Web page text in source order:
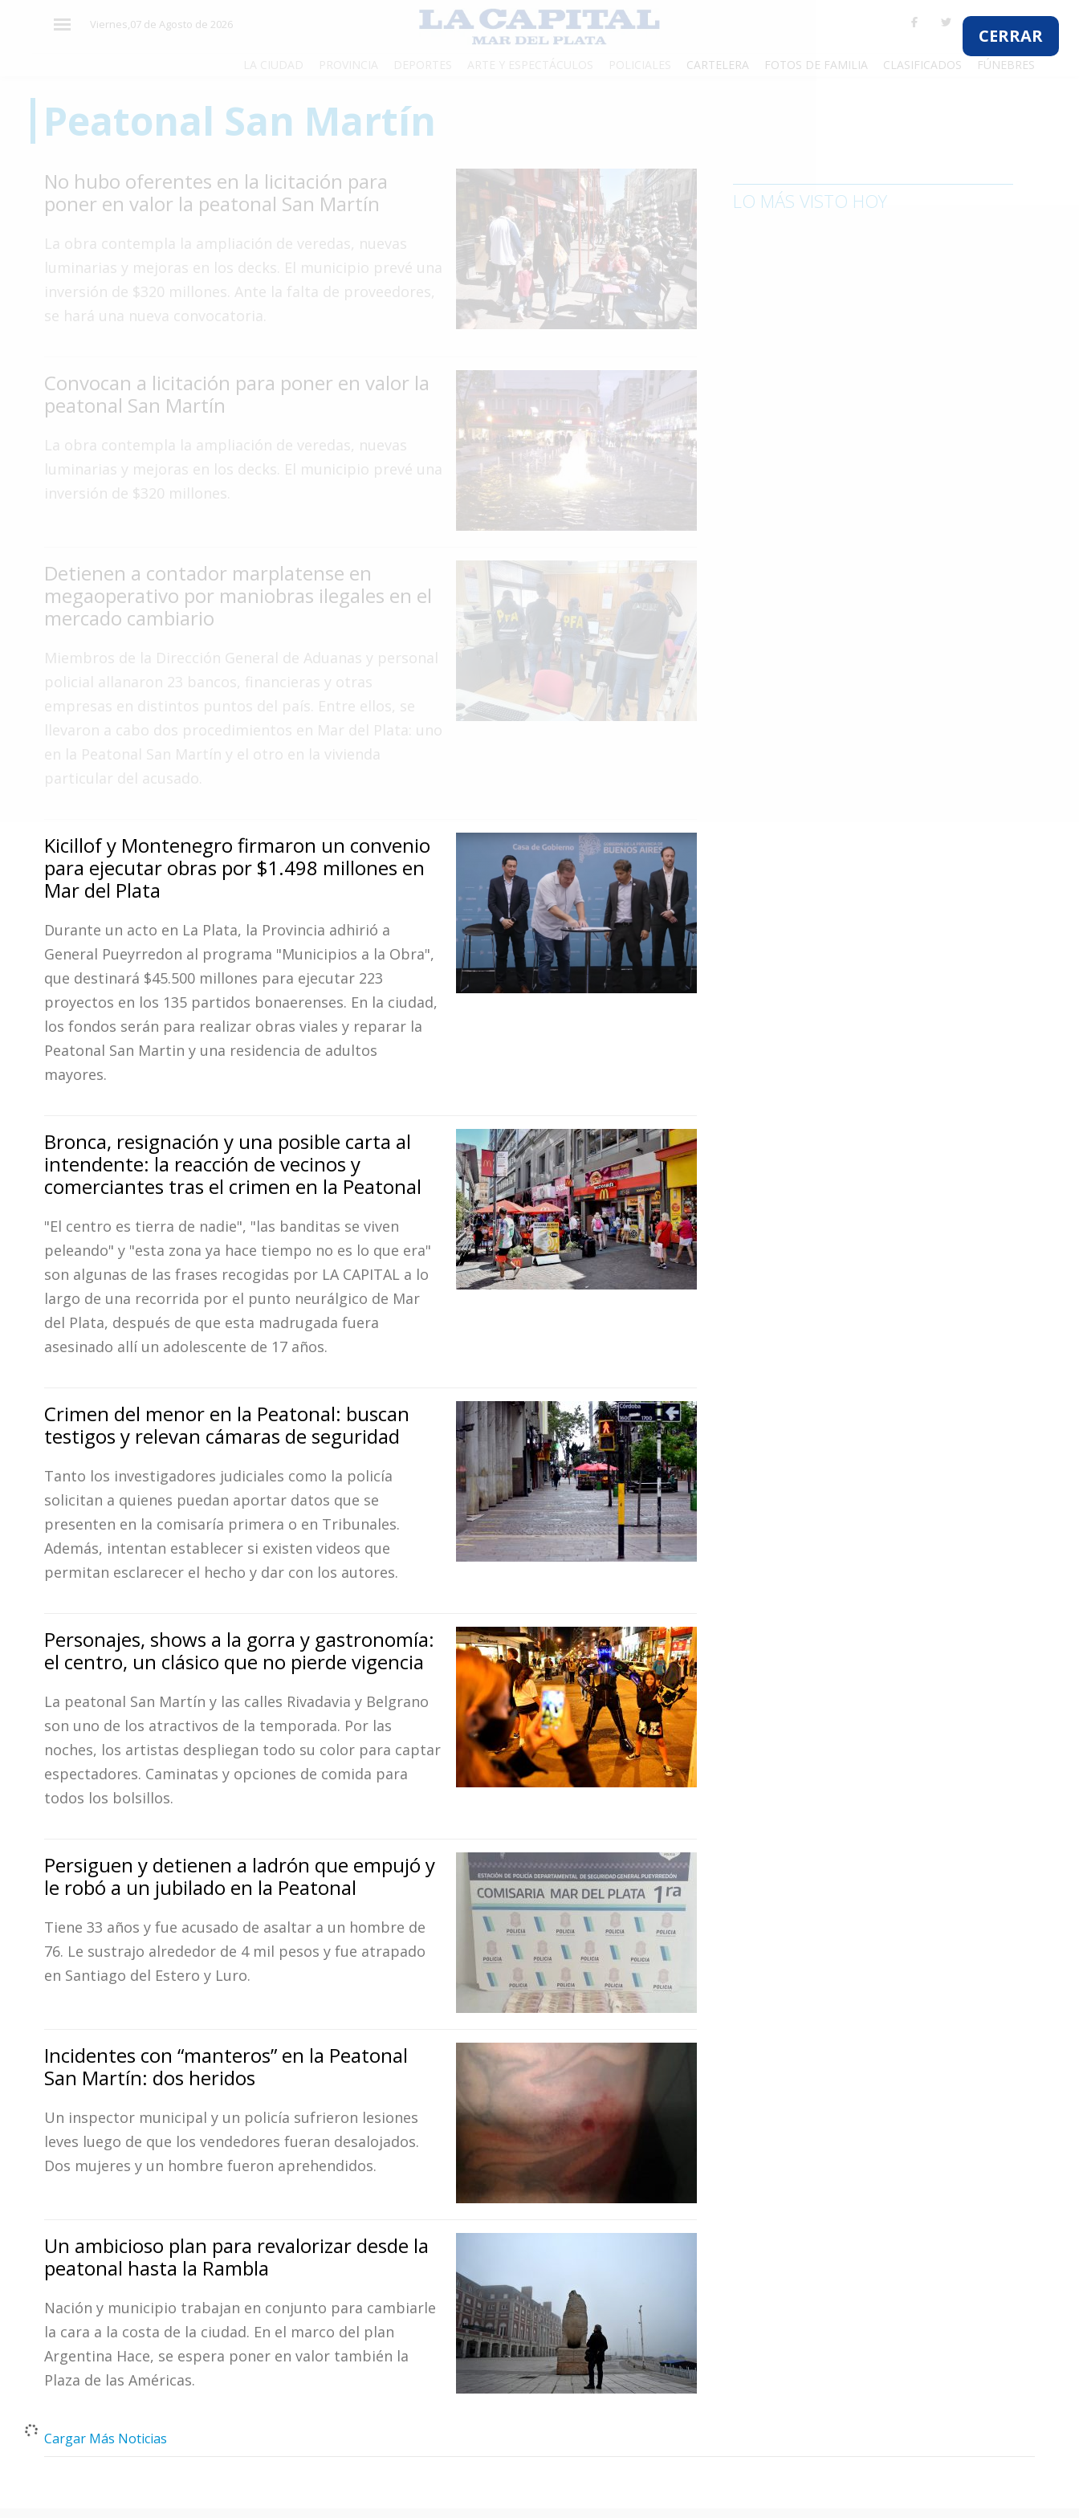
CERRAR
Viernes,07 de Agosto de 2026
CARTELERA FOTOS DE FAMILIA CLASIFICADOS FÚNEBRES
País
Mundo
Cultura
Tecnología
Gastronomía
Interés
General
Ciudad
Deportes
Policiales
Cartelera
Familia
Fúnebres
Peatonal San Martín
No hubo oferentes en la licitación para
poner en valor la peatonal San Martín
La obra contempla la ampliación de veredas, nuevas
luminarias y mejoras en los decks. El municipio prevé una
inversión de $320 millones. Ante la falta de proveedores,
se hará una nueva convocatoria.
Convocan a licitación para poner en valor la
peatonal San Martín
La obra contempla la ampliación de veredas, nuevas
luminarias y mejoras en los decks. El municipio prevé una
inversión de $320 millones.
Detienen a contador marplatense en
megaoperativo por maniobras ilegales en el
mercado cambiario
Miembros de la Dirección General de Aduanas y personal
policial allanaron 23 bancos, financieras y otras
empresas en distintos puntos del país. Entre ellos, se
llevaron a cabo dos procedimientos en Mar del Plata: uno
en la Peatonal San Martín y el otro en la vivienda
particular del acusado.
Kicillof y Montenegro firmaron un convenio
para ejecutar obras por $1.498 millones en
Mar del Plata
Durante un acto en La Plata, la Provincia adhirió a
General Pueyrredon al programa "Municipios a la Obra",
que destinará $45.500 millones para ejecutar 223
proyectos en los 135 partidos bonaerenses. En la ciudad,
los fondos serán para realizar obras viales y reparar la
Peatonal San Martin y una residencia de adultos
mayores.
Bronca, resignación y una posible carta al
intendente: la reacción de vecinos y
comerciantes tras el crimen en la Peatonal
"El centro es tierra de nadie", "las banditas se viven
peleando" y "esta zona ya hace tiempo no es lo que era"
son algunas de las frases recogidas por LA CAPITAL a lo
largo de una recorrida por el punto neurálgico de Mar
del Plata, después de que esta madrugada fuera
asesinado allí un adolescente de 17 años.
Crimen del menor en la Peatonal: buscan
testigos y relevan cámaras de seguridad
Tanto los investigadores judiciales como la policía
solicitan a quienes puedan aportar datos que se
presenten en la comisaría primera o en Tribunales.
Además, intentan establecer si existen videos que
permitan esclarecer el hecho y dar con los autores.
Personajes, shows a la gorra y gastronomía:
el centro, un clásico que no pierde vigencia
La peatonal San Martín y las calles Rivadavia y Belgrano
son uno de los atractivos de la temporada. Por las
noches, los artistas despliegan todo su color para captar
espectadores. Caminatas y opciones de comida para
todos los bolsillos.
Persiguen y detienen a ladrón que empujó y
le robó a un jubilado en la Peatonal
Tiene 33 años y fue acusado de asaltar a un hombre de
76. Le sustrajo alrededor de 4 mil pesos y fue atrapado
en Santiago del Estero y Luro.
Incidentes con “manteros” en la Peatonal
San Martín: dos heridos
Un inspector municipal y un policía sufrieron lesiones
leves luego de que los vendedores fueran desalojados.
Dos mujeres y un hombre fueron aprehendidos.
Un ambicioso plan para revalorizar desde la
peatonal hasta la Rambla
Nación y municipio trabajan en conjunto para cambiarle
la cara a la costa de la ciudad. En el marco del plan
Argentina Hace, se espera poner en valor también la
Plaza de las Américas.
Cargar Más Noticias
LO MÁS VISTO HOY